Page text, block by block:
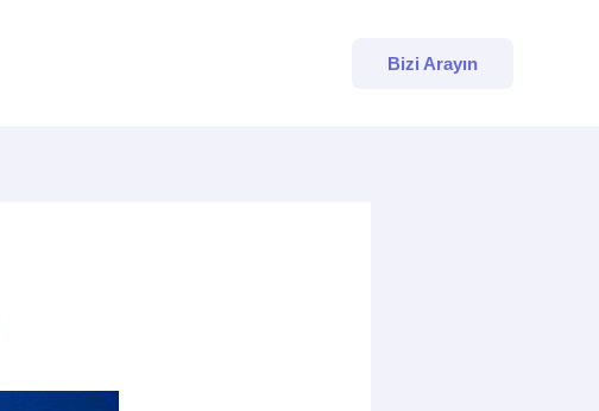
Bizi Arayın